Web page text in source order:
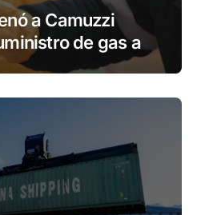
a Camuzzi
de gas a